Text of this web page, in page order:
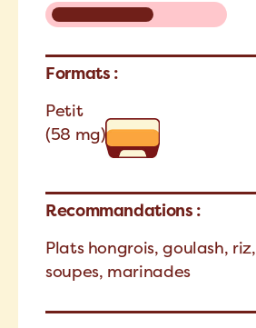
Formats :
Petit
(58 mg)
Recommandations :
Plats hongrois, goulash,
soupes, marinades